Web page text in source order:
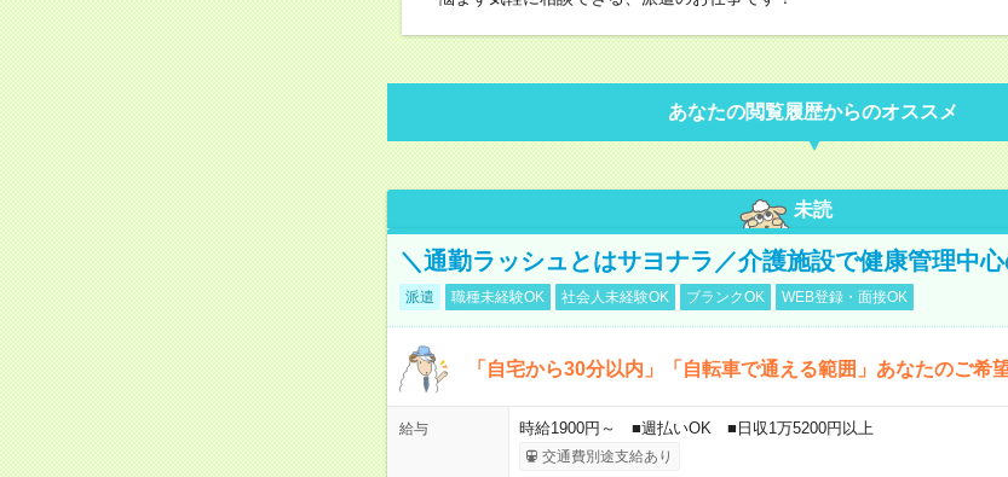
あなたの閲覧履歴からのオススメ
未読
＼通勤ラッシュとはサヨナラ／介護施設で健康管理中心
派遣 職種未経験OK 社会人未経験OK ブランクOK WEB登録・面接OK
「自宅から30分以内」「自転車で通える範囲」あなたのご希
給与 時給1900円～ ■週払いOK ■日収1万5200円以上
交通費別途支給あり